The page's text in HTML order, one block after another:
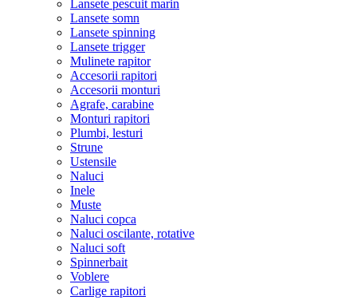
Lansete pescuit marin
Lansete somn
Lansete spinning
Lansete trigger
Mulinete rapitor
Accesorii rapitori
Accesorii monturi
Agrafe, carabine
Monturi rapitori
Plumbi, lesturi
Strune
Ustensile
Naluci
Inele
Muste
Naluci copca
Naluci oscilante, rotative
Naluci soft
Spinnerbait
Voblere
Carlige rapitori